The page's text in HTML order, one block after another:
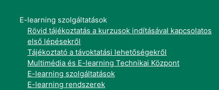
E-learning szolgáltatások
Rövid tájékoztatás a kurzusok indításával kapcsolatos
első lépésekről
Tájékoztató a távoktatási lehetőségekről
Multimédia és E-learning Technikai Központ
E-learning szolgáltatások
E-learning rendszerek